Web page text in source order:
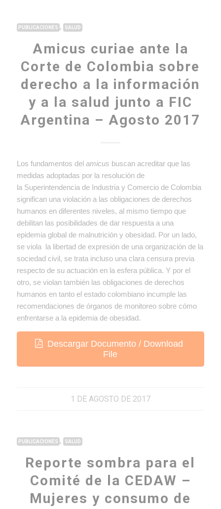
PUBLICACIONES , SALUD
Amicus curiae ante la
Corte de Colombia sobre
derecho a la información
y a la salud junto a FIC
Argentina – Agosto 2017
Los fundamentos del amicus buscan acreditar que las
medidas adoptadas por la resolución de
la Superintendencia de Industria y Comercio de Colombia
significan una violación a las obligaciones de derechos
humanos en diferentes niveles, al mismo tiempo que
debilitan las posibilidades de dar respuesta a una
epidemia global de malnutrición y obesidad. Por un lado,
se viola la libertad de expresión de una organización de la
sociedad civil, se trata incluso una clara censura previa
respecto de su actuación en la esfera pública. Y por el
otro, se violan también las obligaciones de derechos
humanos en tanto el estado colombiano incumple las
recomendaciones de órganos de monitoreo sobre cómo
enfrentarse a la epidemia de obesidad.
Descargar Documento / Download
File
1 DE AGOSTO DE 2017
PUBLICACIONES , SALUD
Reporte sombra para el
Comité de la CEDAW –
Mujeres y consumo de